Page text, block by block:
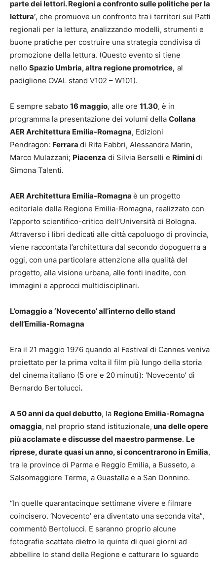
parte dei lettori. Regioni a confronto sulle politiche per la
lettura’, che promuove un confronto tra i territori sui Patti
regionali per la lettura, analizzando modelli, strumenti e
buone pratiche per costruire una strategia condivisa di
promozione della lettura. (Questo evento si tiene
nello Spazio Umbria, altra regione promotrice, al
padiglione OVAL stand V102 – W101).
E sempre sabato 16 maggio, alle ore 11.30, è in
programma la presentazione dei volumi della Collana
AER Architettura Emilia-Romagna, Edizioni
Pendragon: Ferrara di Rita Fabbri, Alessandra Marin,
Marco Mulazzani; Piacenza di Silvia Berselli e Riminidi
Simona Talenti.
AER Architettura Emilia-Romagna è un progetto
editoriale della Regione Emilia-Romagna, realizzato con
l’apporto scientifico-critico dell’Università di Bologna.
Attraverso i libri dedicati alle città capoluogo di provincia,
viene raccontata l’architettura dal secondo dopoguerra a
oggi, con una particolare attenzione alla qualità del
progetto, alla visione urbana, alle fonti inedite, con
immagini e approcci multidisciplinari.
L’omaggio a ‘Novecento’ all’interno dello stand
dell’Emilia-Romagna
Era il 21 maggio 1976 quando al Festival di Cannes veniva
proiettato per la prima volta il film più lungo della storia
del cinema italiano (5 ore e 20 minuti): ‘Novecento’ di
Bernardo Bertolucci.
A 50 anni da quel debutto, la Regione Emilia-Romagna
omaggia, nel proprio stand istituzionale, una delle opere
più acclamate e discusse del maestro parmense. Le
riprese, durate quasi un anno, si concentrarono in Emilia,
tra le province di Parma e Reggio Emilia, a Busseto, a
Salsomaggiore Terme, a Guastalla e a San Donnino.
“In quelle quarantacinque settimane vivere e filmare
coincisero. ‘Novecento’ era diventato una seconda vita”,
commentò Bertolucci. E saranno proprio alcune
fotografie scattate dietro le quinte di quei giorni ad
abbellire lo stand della Regione e catturare lo sguardo